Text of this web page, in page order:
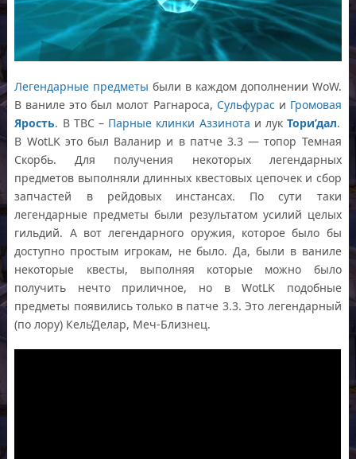
Легендарные предметы были в каждом дополнении WoW.
В ваниле это был молот Рагнароса, Сульфурас и Громовая
Ярость. В TBC – Парные клинки Аззинота и лукТори’дал.
В WotLK это был Валанир и в патче 3.3 — топор Темная
Скорбь. Для получения некоторых легендарных
предметов выполняли длинных квестовых цепочек и сбор
запчастей в рейдовых инстансах. По сути таки
легендарные предметы были результатом усилий целых
гильдий. А вот легендарного оружия, которое было бы
доступно простым игрокам, не было. Да, были в ваниле
некоторые квесты, выполняя которые можно было
получить нечто приличное, но в WotLK подобные
предметы появились только в патче 3.3. Это легендарный
(по лору) Кель’Делар, Меч-Близнец.